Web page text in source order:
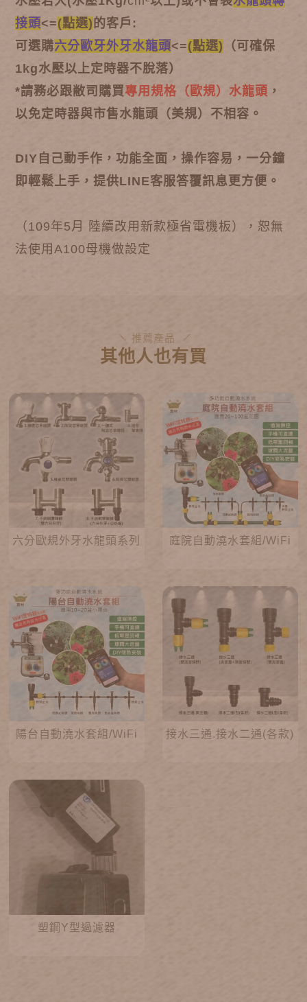
接頭<=(點選) 的客戶:
可選購六分歐牙外牙水龍頭<=(點選)
（可確保
1kg水壓以上定時器不脫落）
*請務必跟敝司購買專用規格（歐規）水龍頭 ，
以免定時器與市售水龍頭（美規）不相容。
DIY自己動手作，功能全面，操作容易，一分鐘
即輕鬆上手，提供LINE客服答覆訊息更方便。
（109年5月 陸續改用新款極省電機板），恕無
法使用A100母機做設定
推薦產品
其他人也有買
六分歐規外牙水龍頭系列 庭院自動澆水套組/WiFi
陽台自動澆水套組/WiFi 接水三通.接水二通(各款)
塑鋼Y型過濾器